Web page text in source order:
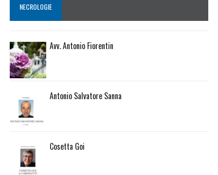
NECROLOGIE
Avv. Antonio Fiorentin
Antonio Salvatore Sanna
Cosetta Goi